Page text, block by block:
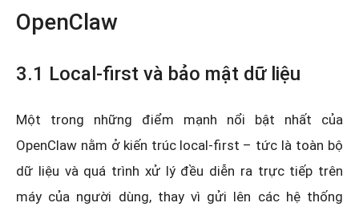
OpenClaw
3.1 Local-first và bảo mật dữ liệu
Một trong những điểm mạnh nổi bật nhất của
OpenClaw nằm ở kiến trúc local-first – tức là toàn bộ
dữ liệu và quá trình xử lý đều diễn ra trực tiếp trên
máy của người dùng, thay vì gửi lên các hệ thống